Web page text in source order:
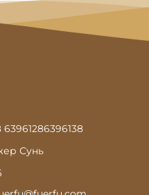
63961286396138
Сунь